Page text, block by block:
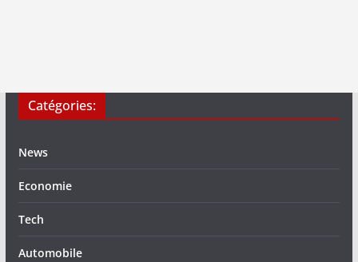
Catégories:
News
Economie
Tech
Automobile